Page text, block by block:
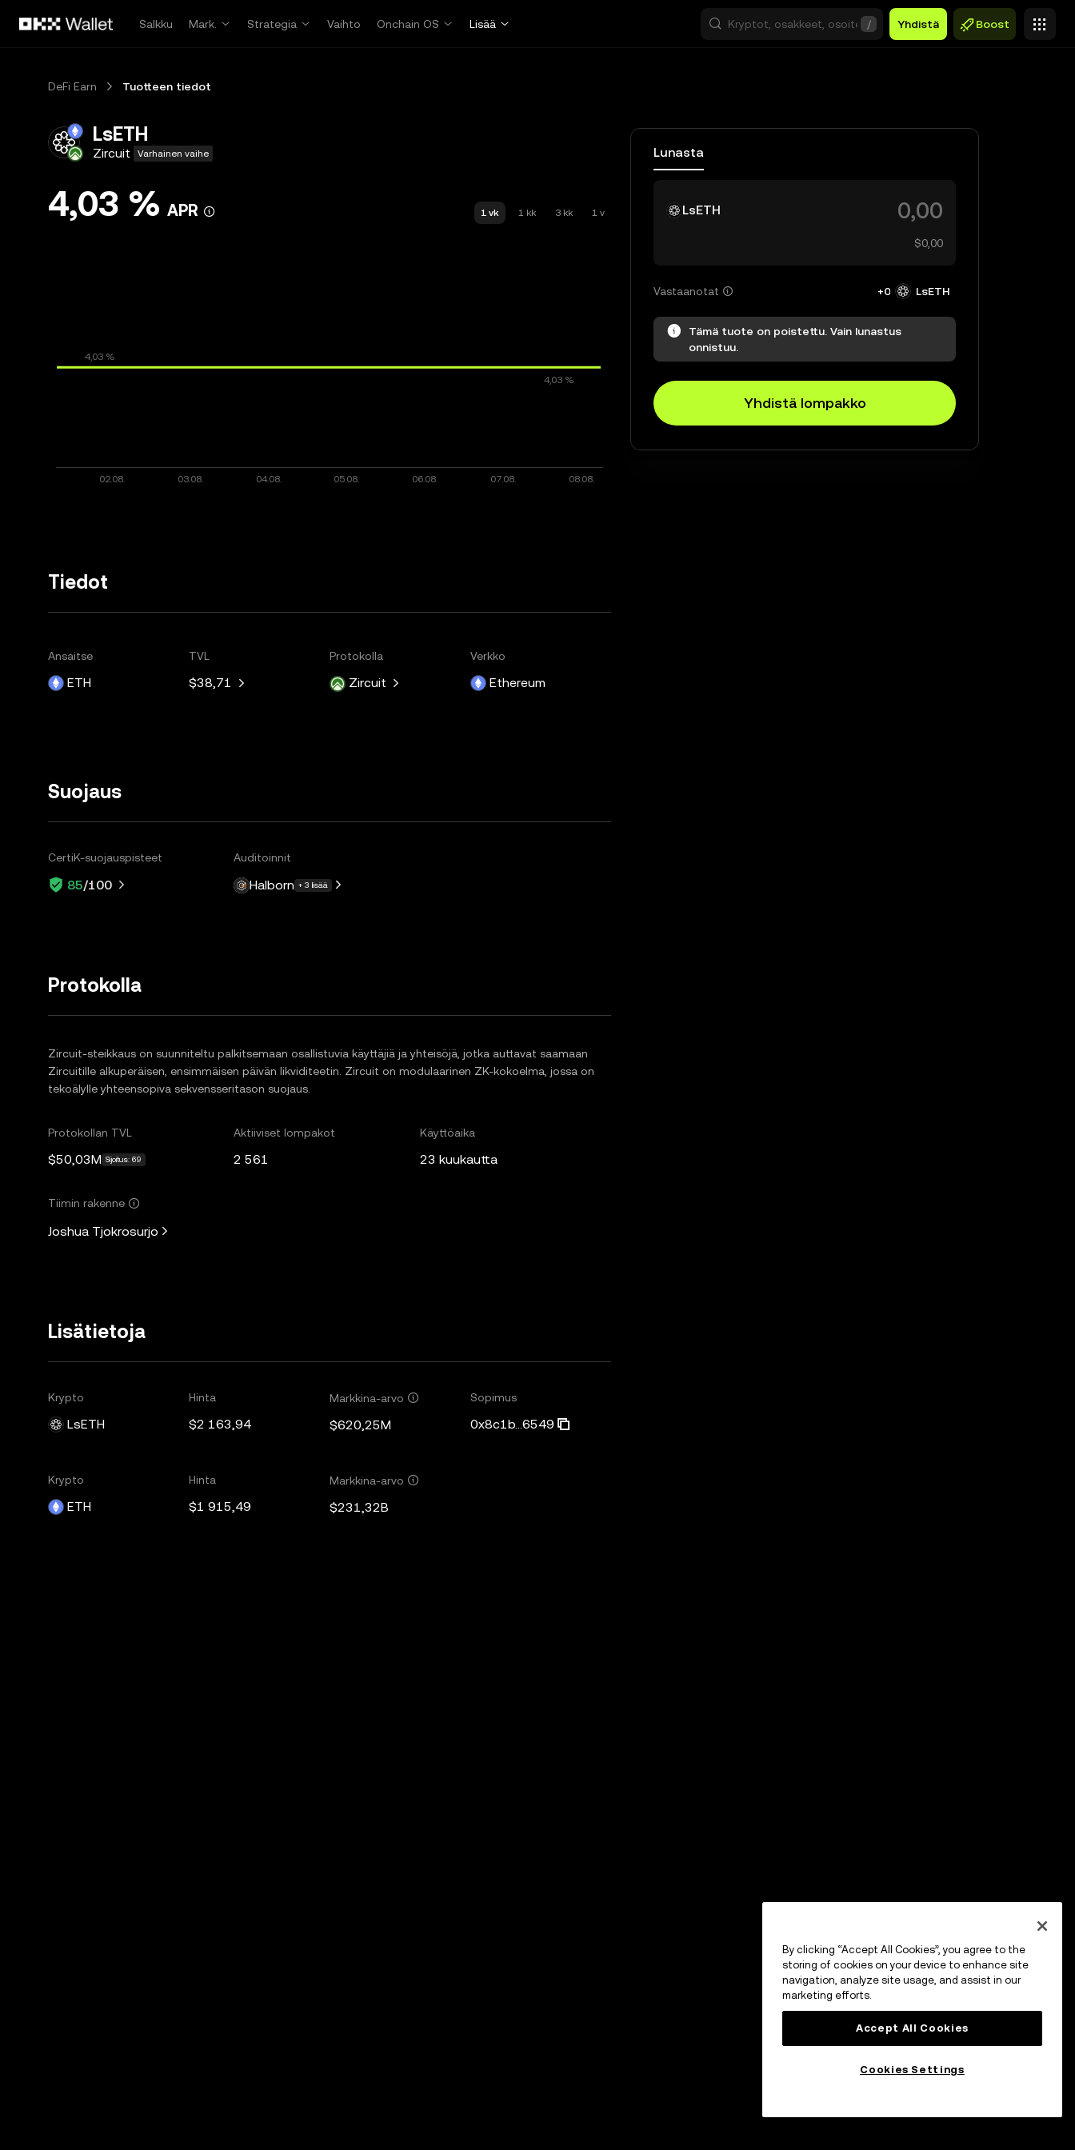
Salkku
Mark. Strategia Vaihto Onchain OS Lisää / Yhdistä Boost
DeFi Earn Tuotteen tiedot
LsETH
Zircuit Varhainen vaihe
4,03 % APR 1 vk 1 kk 3 kk 1 v
Tiedot
Ansaitse
ETH
TVL
$38,71
Protokolla
Zircuit
Verkko
Ethereum
Suojaus
CertiK-suojauspisteet
85/100
Auditoinnit
Halborn + 3 lisää
Protokolla
Zircuit-steikkaus on suunniteltu palkitsemaan osallistuvia käyttäjiä ja yhteisöjä, jotka auttavat saamaan
Zircuitille alkuperäisen, ensimmäisen päivän likviditeetin. Zircuit on modulaarinen ZK-kokoelma, jossa on
tekoälylle yhteensopiva sekvensseritason suojaus.
Protokollan TVL
$50,03M Sijoitus: 69
Aktiiviset lompakot
2 561
Käyttöaika
23 kuukautta
Tiimin rakenne
Joshua Tjokrosurjo
Lisätietoja
Krypto
LsETH
Hinta
$2 163,94
Markkina-arvo
$620,25M
Sopimus
0x8c1b...6549
Krypto
ETH
Hinta
$1 915,49
Markkina-arvo
$231,32B
Lunasta
LsETH
$0,00
Vastaanotat +0 LsETH
Tämä tuote on poistettu. Vain lunastus
onnistuu.
Yhdistä lompakko
By clicking “Accept All Cookies”, you agree to the
storing of cookies on your device to enhance site
navigation, analyze site usage, and assist in our
marketing efforts.
Accept All Cookies
Cookies Settings